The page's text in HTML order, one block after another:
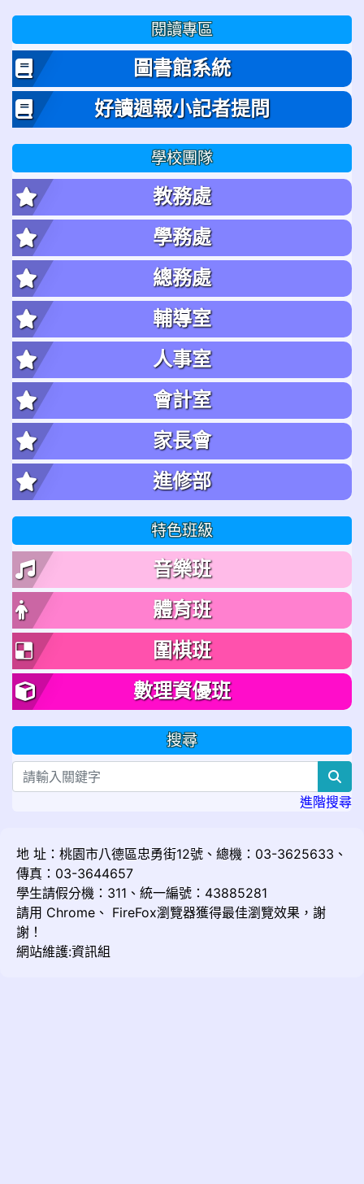
閱讀專區
圖書館系統
好讀週報小記者提問
學校團隊
教務處
學務處
總務處
輔導室
人事室
會計室
家長會
進修部
特色班級
音樂班
體育班
圍棋班
數理資優班
搜尋
進階搜尋
地 址：桃園市八德區忠勇街12號、總機：03-3625633、
傳真：03-3644657
學生請假分機：311、統一編號：43885281
請用 Chrome 、 FireFox瀏覽器獲得最佳瀏覽效果，謝
謝！
網站維護:資訊組